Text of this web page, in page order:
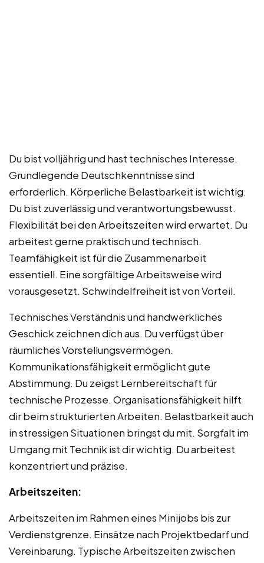
Du bist volljährig und hast technisches Interesse.
Grundlegende Deutschkenntnisse sind
erforderlich. Körperliche Belastbarkeit ist wichtig.
Du bist zuverlässig und verantwortungsbewusst.
Flexibilität bei den Arbeitszeiten wird erwartet. Du
arbeitest gerne praktisch und technisch.
Teamfähigkeit ist für die Zusammenarbeit
essentiell. Eine sorgfältige Arbeitsweise wird
vorausgesetzt. Schwindelfreiheit ist von Vorteil.
Technisches Verständnis und handwerkliches
Geschick zeichnen dich aus. Du verfügst über
räumliches Vorstellungsvermögen.
Kommunikationsfähigkeit ermöglicht gute
Abstimmung. Du zeigst Lernbereitschaft für
technische Prozesse. Organisationsfähigkeit hilft
dir beim strukturierten Arbeiten. Belastbarkeit auch
in stressigen Situationen bringst du mit. Sorgfalt im
Umgang mit Technik ist dir wichtig. Du arbeitest
konzentriert und präzise.
Arbeitszeiten:
Arbeitszeiten im Rahmen eines Minijobs bis zur
Verdienstgrenze. Einsätze nach Projektbedarf und
Vereinbarung. Typische Arbeitszeiten zwischen